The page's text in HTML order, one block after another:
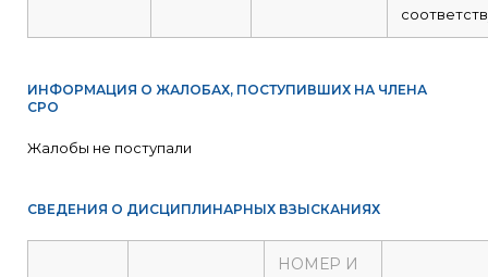
ИНФОРМАЦИЯ О ЖАЛОБАХ, ПОСТУПИВШИХ НА ЧЛЕНА
СРО
Жалобы не поступали
СВЕДЕНИЯ О ДИСЦИПЛИНАРНЫХ ВЗЫСКАНИЯХ
НОМЕР И